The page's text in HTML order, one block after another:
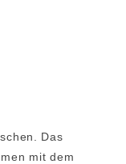
Das
mit dem